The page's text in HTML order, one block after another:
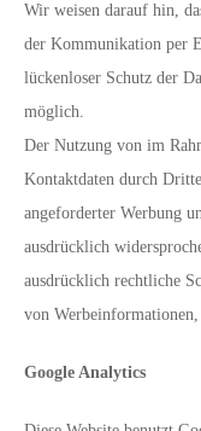
Wir weisen darauf hin,
der Kommunikation per
lückenloser Schutz der
möglich.
Der Nutzung von im
Kontaktdaten durch
angeforderter Werbung
ausdrücklich
ausdrücklich rechtliche
von
Google Analytics